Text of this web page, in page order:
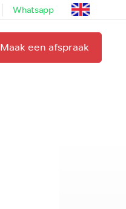
Whatsapp
Maak een afspraak